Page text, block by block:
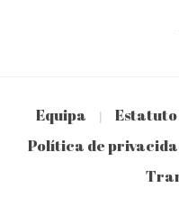
Equipa |
Política de